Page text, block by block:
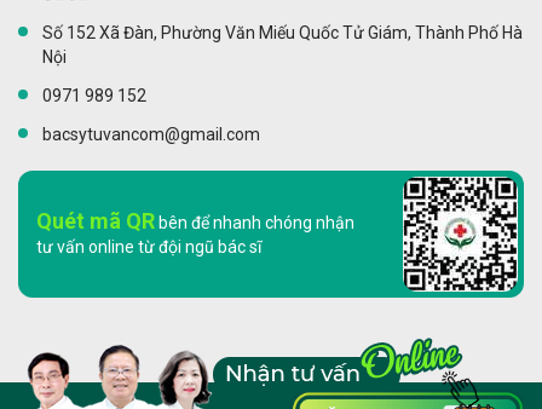
Số 152 Xã Đàn, Phường Văn Miếu Quốc Tử Giám, Thành Phố Hà
Nội
0971 989 152
bacsytuvancom@gmail.com
Quét mã QRbên để nhanh chóng nhận
tư vấn online từ đội ngũ bác sĩ